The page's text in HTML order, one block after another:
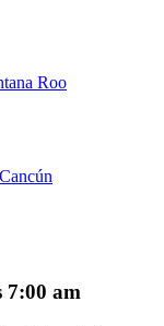
Roo
7:00 am